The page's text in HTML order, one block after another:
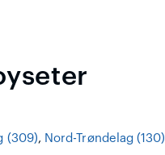
(309), Nord-Trøndelag (130)